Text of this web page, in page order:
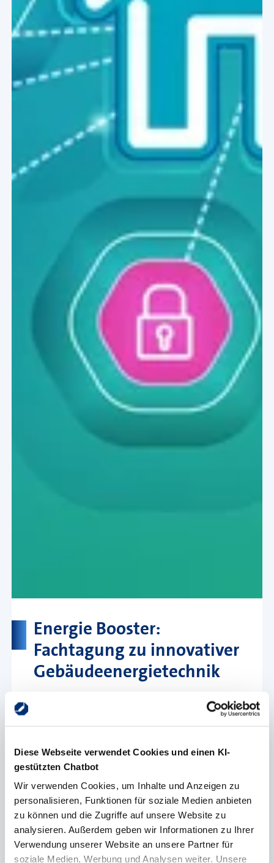
Diese Webseite verwendet Cookies und einen KI-
gestützten Chatbot
Wir verwenden Cookies, um Inhalte und Anzeigen zu
personalisieren, Funktionen für soziale Medien anbieten
zu können und die Zugriffe auf unsere Website zu
analysieren. Außerdem geben wir Informationen zu Ihrer
Verwendung unserer Website an unsere Partner für
soziale Medien, Werbung und Analysen weiter. Unsere
Energie Booster:
Fachtagung zu innovativer
Gebäudeenergietechnik
Im Rahmen des Projektes "Energie
Booster" lädt die Handwerkskammer
Münster am 20. März 2025 ein zu einer
Fachtagung zum Thema "innovative
Gebäudeenergietechnik".